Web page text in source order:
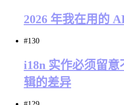
2026 年我在用的
#130
i18n 实作必须留
辑的差异